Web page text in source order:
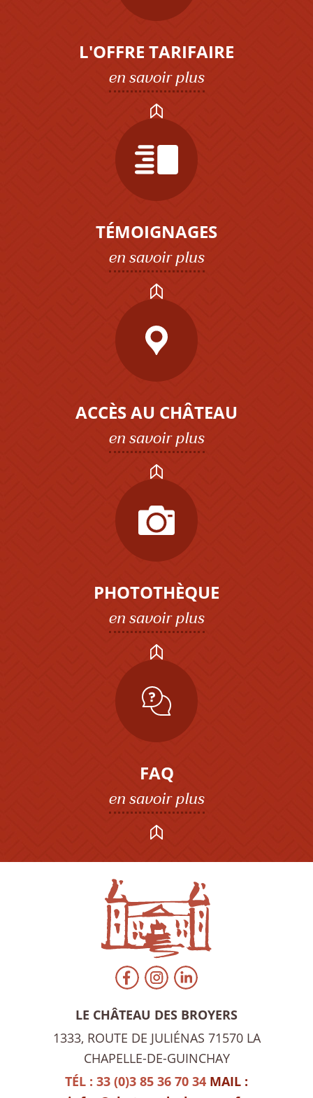
L'OFFRE TARIFAIRE
en savoir plus
TÉMOIGNAGES
en savoir plus
ACCÈS AU CHÂTEAU
en savoir plus
PHOTOTHÈQUE
en savoir plus
FAQ
en savoir plus
LE CHÂTEAU DES BROYERS
1333, ROUTE DE JULIÉNAS 71570 LA
CHAPELLE-DE-GUINCHAY
TÉL : 33 (0)3 85 36 70 34 MAIL :